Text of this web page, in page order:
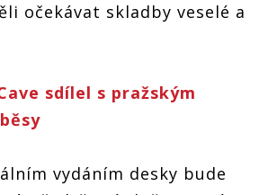
očekávat skladby veselé a
sdílel s pražským
vydáním desky bude